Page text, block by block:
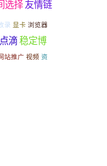
选择 友情链
录 显卡 浏览器
滴稳定博
站推广 视频 资